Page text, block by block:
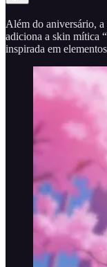
Além do aniversário, a
adiciona a skin mítica
inspirada em